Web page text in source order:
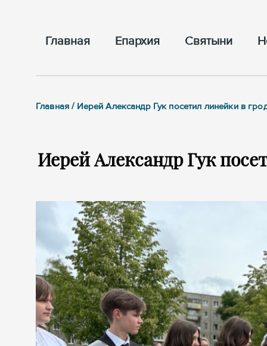
Главная Епархия Cвятыни
Главная / Иерей Александр Гук посетил линейки в
Иерей Александр Гук